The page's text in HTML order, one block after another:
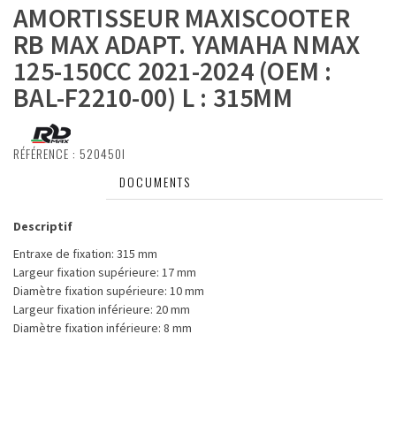
AMORTISSEUR MAXISCOOTER
RB MAX ADAPT. YAMAHA NMAX
125-150CC 2021-2024 (OEM :
BAL-F2210-00) L : 315MM
RÉFÉRENCE : 520450I
DOCUMENTS
Descriptif
Entraxe de fixation: 315 mm
Largeur fixation supérieure: 17 mm
Diamètre fixation supérieure: 10 mm
Largeur fixation inférieure: 20 mm
Diamètre fixation inférieure: 8 mm